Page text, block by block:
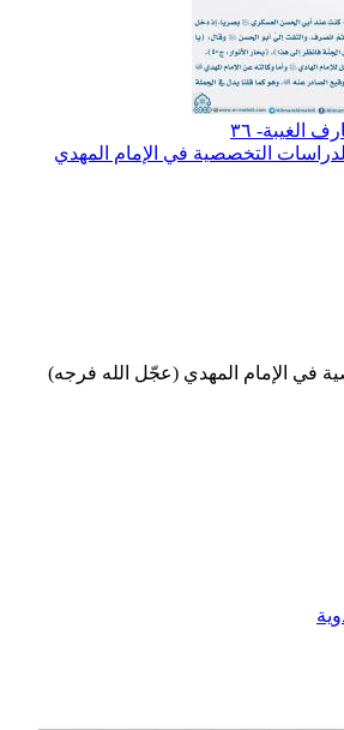
الغيبة- ٣٦
التخصصية في الإمام المهدي
في الإمام المهدي (عجّل الله فرجه)